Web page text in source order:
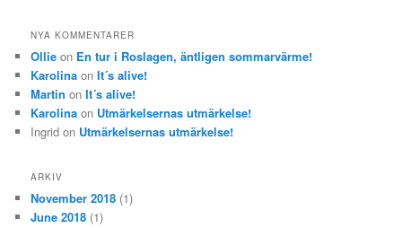
NYA KOMMENTARER
Ollie on En tur i Roslagen, äntligen sommarvärme!
Karolina onIt´s alive!
Martin onIt´s alive!
Karolina on Utmärkelsernas utmärkelse!
Ingrid on Utmärkelsernas utmärkelse!
ARKIV
November 2018 (1)
June 2018 (1)